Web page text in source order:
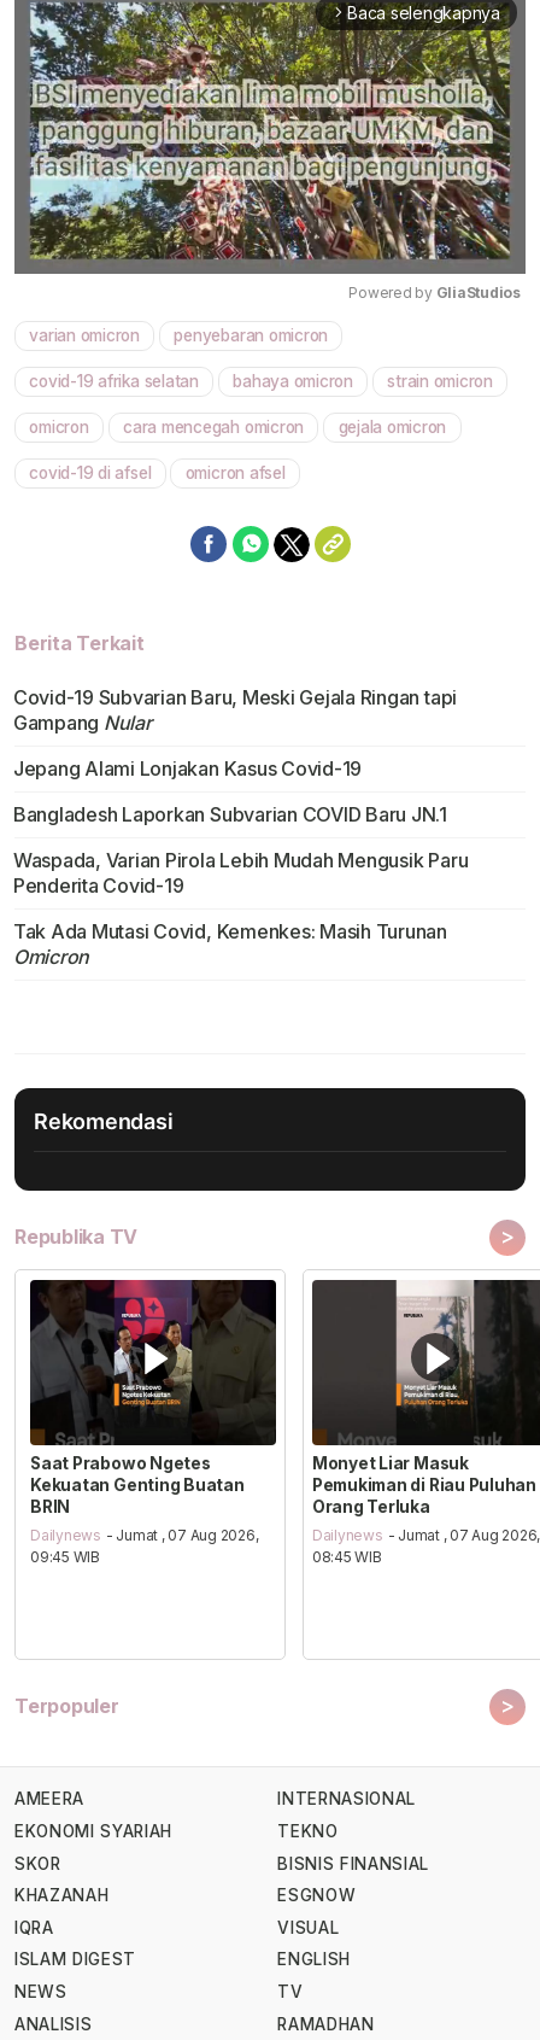
arrow_forward_ios Baca selengkapnya
Powered by GliaStudios
varian omicron penyebaran omicron
covid-19 afrika selatan bahaya omicron strain omicron
omicron cara mencegah omicron gejala omicron
covid-19 di afsel omicron afsel
Berita Terkait
Covid-19 Subvarian Baru, Meski Gejala Ringan tapi
Gampang Nular
Jepang Alami Lonjakan Kasus Covid-19
Bangladesh Laporkan Subvarian COVID Baru JN.1
Waspada, Varian Pirola Lebih Mudah Mengusik Paru
Penderita Covid-19
Tak Ada Mutasi Covid, Kemenkes: Masih Turunan
Omicron
Rekomendasi
Republika TV >
Saat Prabowo Ngetes
Kekuatan Genting Buatan
BRIN
Dailynews - Jumat , 07 Aug 2026,
09:45 WIB
Monyet Liar Masuk
Pemukiman di Riau Puluhan
Orang Terluka
Dailynews - Jumat , 07 Aug 2026,
08:45 WIB
Terpopuler >
AMEERA
EKONOMI SYARIAH
SKOR
KHAZANAH
IQRA
ISLAM DIGEST
NEWS
ANALISIS
INTERNASIONAL
TEKNO
BISNIS FINANSIAL
ESGNOW
VISUAL
ENGLISH
TV
RAMADHAN